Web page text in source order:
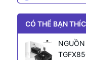
CÓ THỂ BẠN